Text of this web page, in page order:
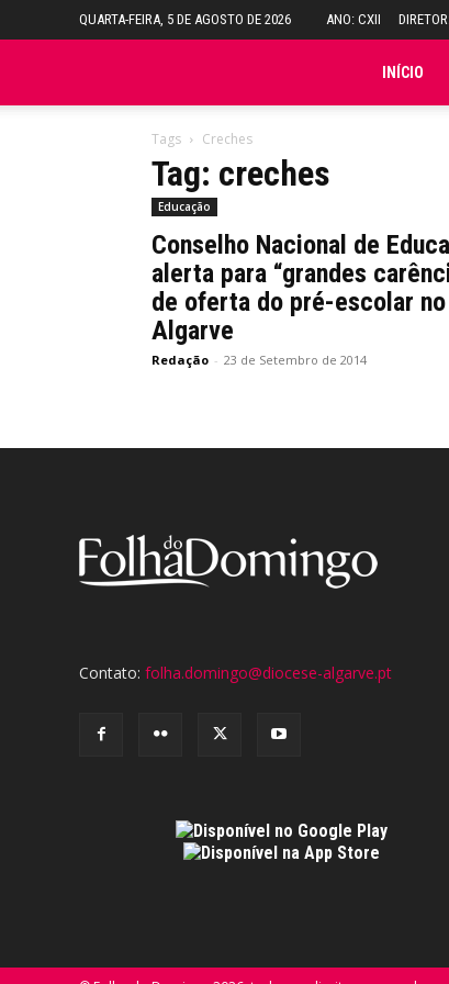
QUARTA-FEIRA, 5 DE AGOSTO DE 2026 ANO: CXII
INÍCIO
Tags Creches
Tag: creches
Educação
Conselho Nacional de
alerta para “grandes
de oferta do pré-escolar no
Algarve
Redação - 23 de Setembro de 2014
Contato: folha.domingo@diocese-algarve.pt